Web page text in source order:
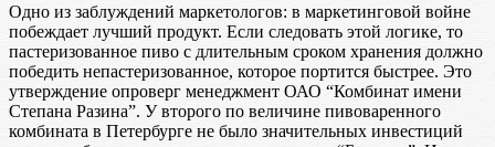
Одно из заблуждений маркетологов: в маркетинговой войне
побеждает лучший продукт. Если следовать этой логике, то
пастеризованное пиво с длительным сроком хранения должно
победить непастеризованное, которое портится быстрее. Это
утверждение опроверг менеджмент ОАО “Комбинат имени
Степана Разина”. У второго по величине пивоваренного
комбината в Петербурге не было значительных инвестиций